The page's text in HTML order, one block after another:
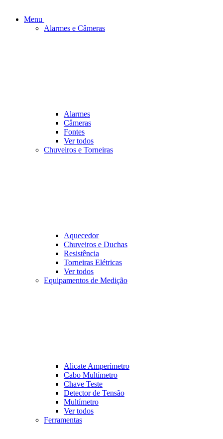
Menu
Alarmes e Câmeras
Alarmes
Câmeras
Fontes
Ver todos
Chuveiros e Torneiras
Aquecedor
Chuveiros e Duchas
Resistência
Torneiras Elétricas
Ver todos
Equipamentos de Medição
Alicate Amperímetro
Cabo Multímetro
Chave Teste
Detector de Tensão
Multímetro
Ver todos
Ferramentas